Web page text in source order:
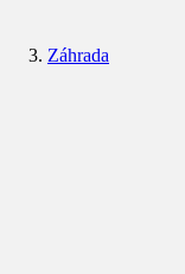
Záhrada